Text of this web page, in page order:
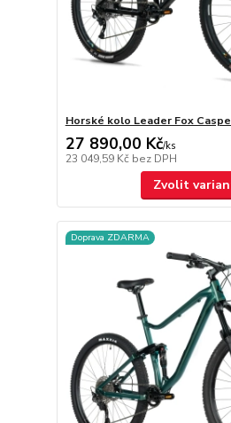
Horské kolo Leader Fox
27 890,00 Kč/ks
23 049,59 Kč bez DPH
Zvolit
Doprava ZDARMA